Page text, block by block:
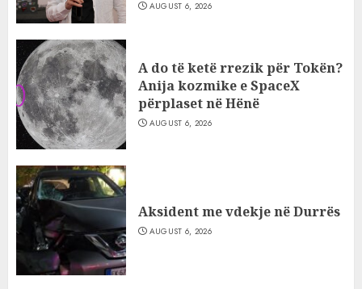
AUGUST 6, 2026
A do të ketë rrezik për Tokën?
Anija kozmike e SpaceX
përplaset në Hënë
AUGUST 6, 2026
Aksident me vdekje në Durrës
AUGUST 6, 2026